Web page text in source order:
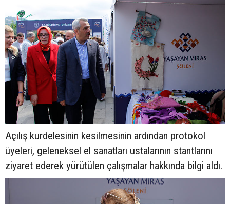
Açılış kurdelesinin kesilmesinin ardından protokol
üyeleri, geleneksel el sanatları ustalarının stantlarını
ziyaret ederek yürütülen çalışmalar hakkında bilgi aldı.